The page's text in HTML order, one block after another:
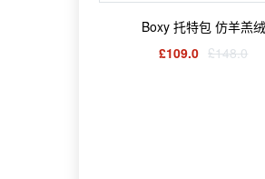
Boxy 托特包 仿羊羔绒
£109.0 £148.0